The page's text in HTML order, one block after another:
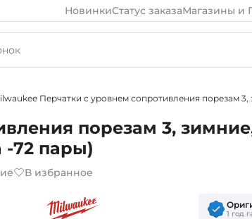
НовинкиСтатус заказаМагазины и
Перчатки с уровнем сопротивления порезам
порезам 3,
-72 пары)
В избранное
1 год